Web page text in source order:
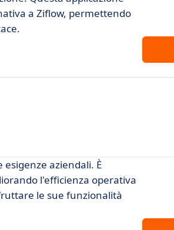
a Ziflow, permettendo
aziendali. È
l'efficienza operativa
le sue funzionalità